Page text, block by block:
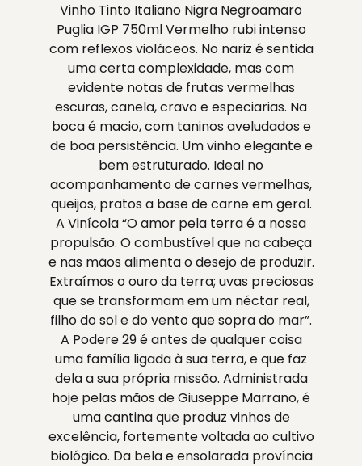
Vinho Tinto Italiano Nigra Negroamaro
Puglia IGP 750ml Vermelho rubi intenso
com reflexos violáceos. No nariz é sentida
uma certa complexidade, mas com
evidente notas de frutas vermelhas
escuras, canela, cravo e especiarias. Na
boca é macio, com taninos aveludados e
de boa persistência. Um vinho elegante e
bem estruturado. Ideal no
acompanhamento de carnes vermelhas,
queijos, pratos a base de carne em geral.
A Vinícola “O amor pela terra é a nossa
propulsão. O combustível que na cabeça
e nas mãos alimenta o desejo de produzir.
Extraímos o ouro da terra; uvas preciosas
que se transformam em um néctar real,
filho do sol e do vento que sopra do mar”.
A Podere 29 é antes de qualquer coisa
uma família ligada à sua terra, e que faz
dela a sua própria missão. Administrada
hoje pelas mãos de Giuseppe Marrano, é
uma cantina que produz vinhos de
excelência, fortemente voltada ao cultivo
biológico. Da bela e ensolarada província